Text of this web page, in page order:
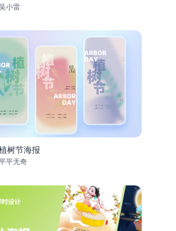
小雷
树节海报
平无奇